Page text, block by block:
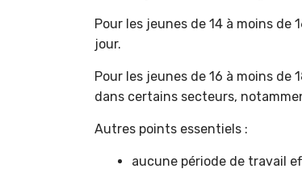
Pour les jeunes de 14 à moins de
jour.
Pour les jeunes de 16 à moins
dans certains secteurs,
Autres points essentiels :
aucune période de travail